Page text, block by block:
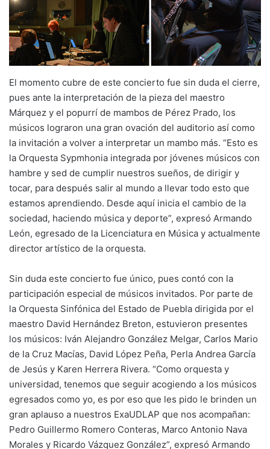
El momento cubre de este concierto fue sin duda el cierre,
pues ante la interpretación de la pieza del maestro
Márquez y el popurrí de mambos de Pérez Prado, los
músicos lograron una gran ovación del auditorio así como
la invitación a volver a interpretar un mambo más. “Esto es
la Orquesta Sypmhonia integrada por jóvenes músicos con
hambre y sed de cumplir nuestros sueños, de dirigir y
tocar, para después salir al mundo a llevar todo esto que
estamos aprendiendo. Desde aquí inicia el cambio de la
sociedad, haciendo música y deporte”, expresó Armando
León, egresado de la Licenciatura en Música y actualmente
director artístico de la orquesta.
Sin duda este concierto fue único, pues contó con la
participación especial de músicos invitados. Por parte de
la Orquesta Sinfónica del Estado de Puebla dirigida por el
maestro David Hernández Breton, estuvieron presentes
los músicos: Iván Alejandro González Melgar, Carlos Mario
de la Cruz Macías, David López Peña, Perla Andrea García
de Jesús y Karen Herrera Rivera. “Como orquesta y
universidad, tenemos que seguir acogiendo a los músicos
egresados como yo, es por eso que les pido le brinden un
gran aplauso a nuestros ExaUDLAP que nos acompañan:
Pedro Guillermo Romero Conteras, Marco Antonio Nava
Morales y Ricardo Vázquez González”, expresó Armando